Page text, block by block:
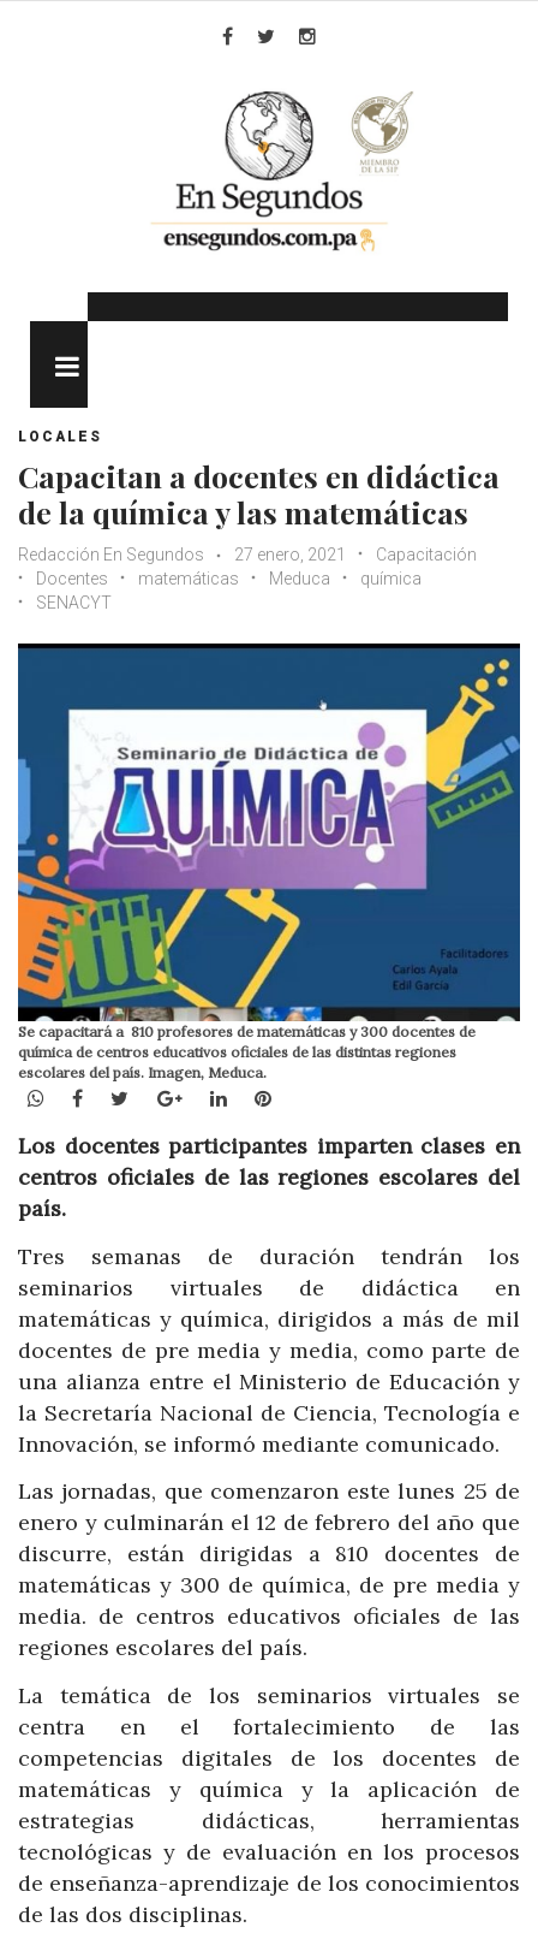
LOCALES
Capacitan a docentes en didáctica
de la química y las matemáticas
Redacción En Segundos 27 enero, 2021
Capacitación
Docentes
matemáticas Meduca
química
SENACYT
Se capacitará a 810 profesores de matemáticas y 300 docentes de
química de centros educativos oficiales de las distintas regiones
escolares del país. Imagen, Meduca.
WhatsApp
Facebook
TwitterGoogle+LinkedInPinterest
Los docentes participantes imparten clases en
centros oficiales de las regiones escolares del
país.
Tres semanas de duración tendrán los
seminarios virtuales de didáctica en
matemáticas y química, dirigidos a más de mil
docentes de pre media y media, como parte de
una alianza entre el Ministerio de Educación y
la Secretaría Nacional de Ciencia, Tecnología e
Innovación, se informó mediante comunicado.
Las jornadas, que comenzaron este lunes 25 de
enero y culminarán el 12 de febrero del año que
discurre, están dirigidas a 810 docentes de
matemáticas y 300 de química, de pre media y
media. de centros educativos oficiales de las
regiones escolares del país.
La temática de los seminarios virtuales se
centra en el fortalecimiento de las
competencias digitales de los docentes de
matemáticas y química y la aplicación de
estrategias didácticas, herramientas
tecnológicas y de evaluación en los procesos
de enseñanza-aprendizaje de los conocimientos
de las dos disciplinas.